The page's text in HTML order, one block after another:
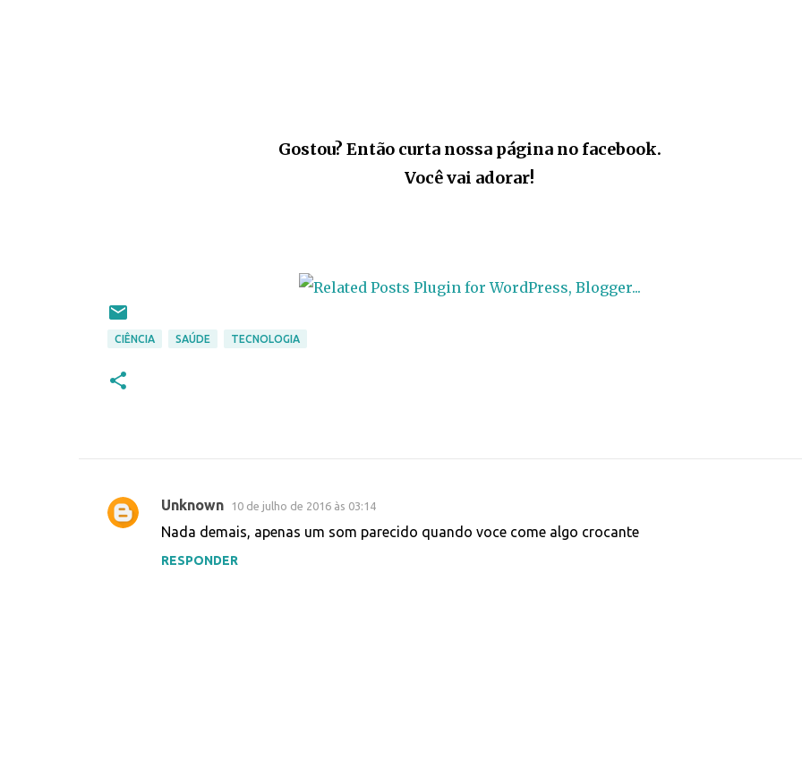
Gostou? Então curta nossa página no facebook.
Você vai adorar!
CIÊNCIA SAÚDE TECNOLOGIA
C
Unknown 10 de julho de 2016 às 03:14
Nada demais, apenas um som parecido quando voce come algo crocante
RESPONDER